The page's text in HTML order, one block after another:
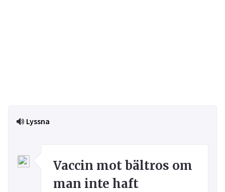
Lyssna
Vaccin mot bältros om
man inte haft